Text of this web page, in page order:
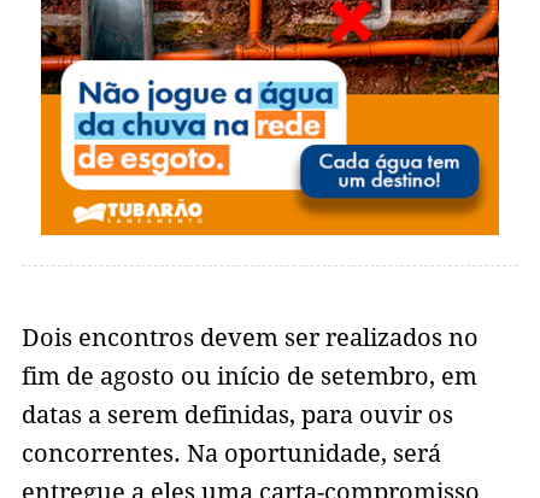
Dois encontros devem ser realizados no
fim de agosto ou início de setembro, em
datas a serem definidas, para ouvir os
concorrentes. Na oportunidade, será